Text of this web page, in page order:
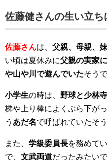
佐藤健さんの生い立
佐藤さんは、 父親、母親、
い頃は夏休みに父親の実家
や山や川で遊んでいたそう
小学生の時は、 野球と少林
梯や上り棒によくぶら下が
う あだ名で呼ばれていたそう
また、 学級委員長を務めて
で、 文武両道だったみたいで